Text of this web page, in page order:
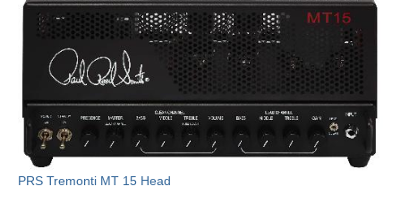
PRS Tremonti MT 15 Head